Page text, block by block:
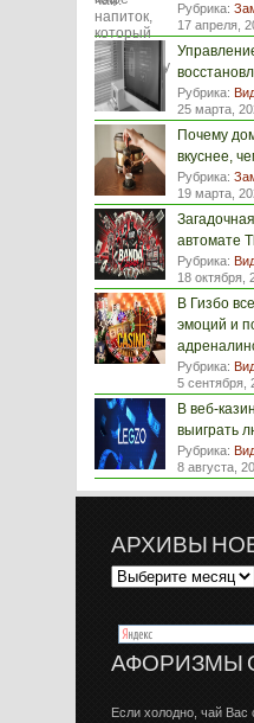
Рубрика:
17 апреля,
Рубрика:
25 марта,
Почему
вкуснее,
Рубрика:
19 марта,
автомате
Рубрика:
18 октября,
В Гизбо
эмоций и
Рубрика:
5 сентября,
В веб-
выиграть
Рубрика:
8 августа,
АРХИВЫ
АФОРИЗМЫ
Если холодно, чай Вас